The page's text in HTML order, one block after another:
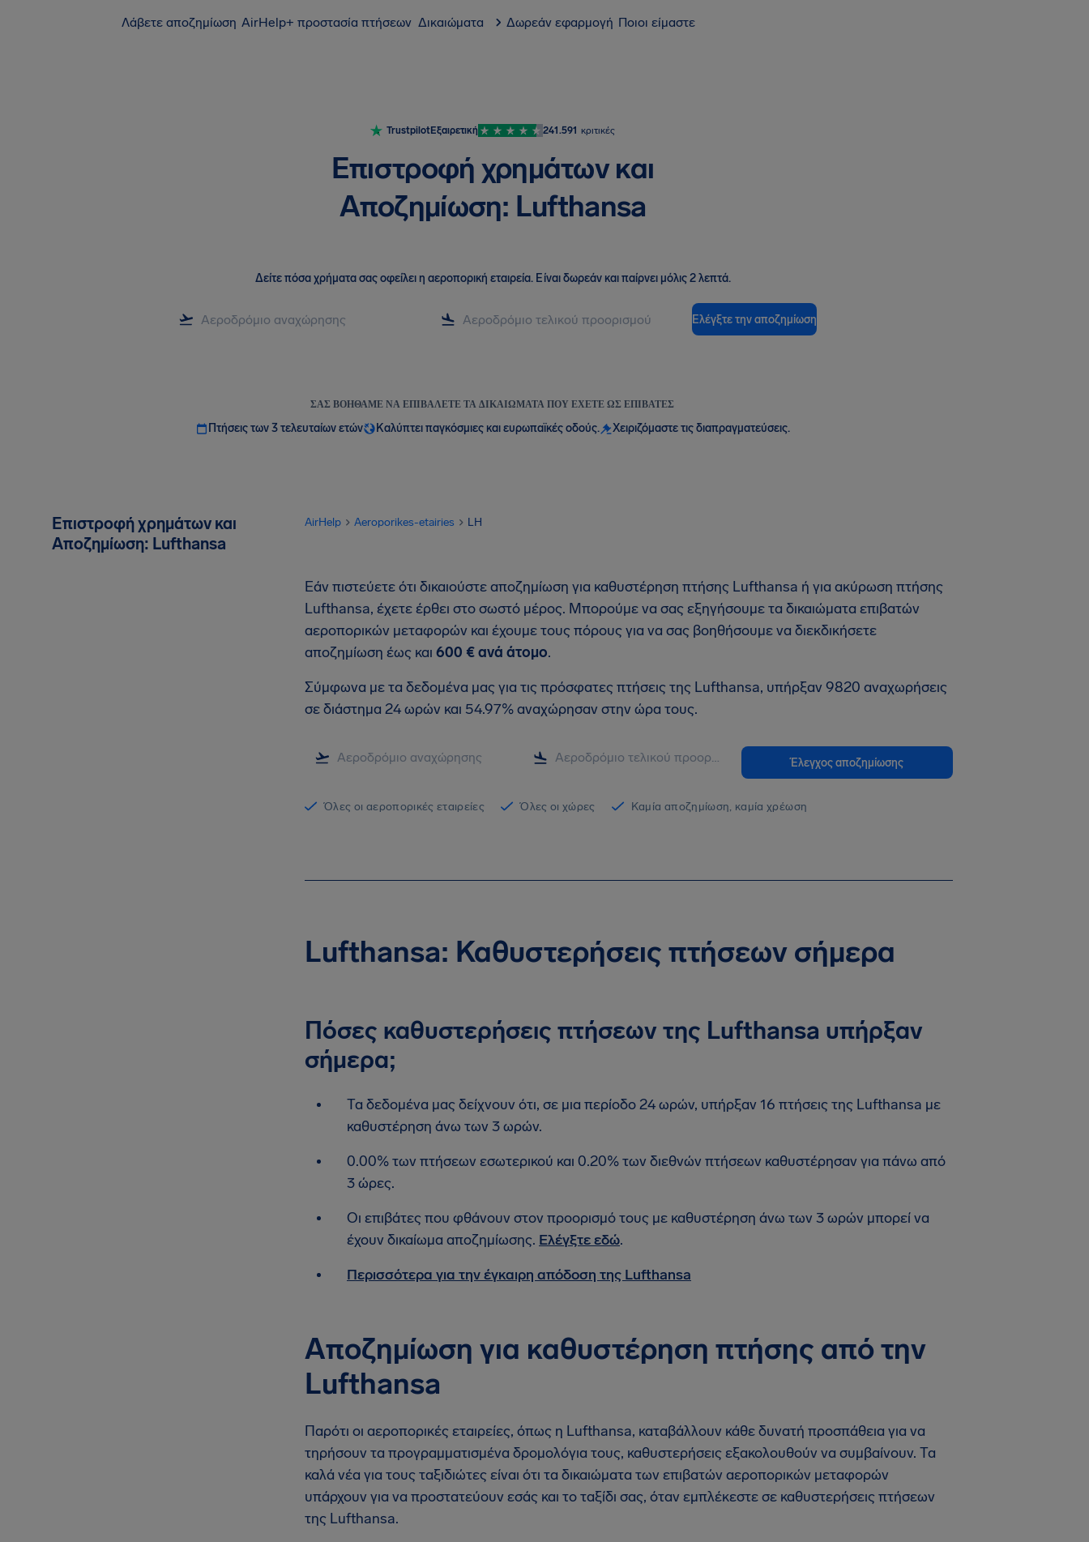
Λάβετε αποζημίωση AirHelp+ προστασία πτήσεων Δικαιώματα Δωρεάν εφαρμογή Ποιοι είμαστε
TrustpilotΕξαιρετική 241.591 κριτικές
Επιστροφή χρημάτων και
Αποζημίωση: Lufthansa
Δείτε πόσα χρήματα σας οφείλει η αεροπορική εταιρεία. Είναι δωρεάν και παίρνει μόλις 2 λεπτά.
Ελέγξτε την αποζημίωση
ΣΑΣ ΒΟΗΘΆΜΕ ΝΑ ΕΠΙΒΆΛΕΤΕ ΤΑ ΔΙΚΑΙΏΜΑΤΑ ΠΟΥ ΈΧΕΤΕ ΩΣ ΕΠΙΒΆΤΕΣ
Πτήσεις των 3 τελευταίων ετών Καλύπτει παγκόσμιες και ευρωπαϊκές οδούς. Χειριζόμαστε τις διαπραγματεύσεις.
Επιστροφή χρημάτων και
Αποζημίωση: Lufthansa
AirHelp Aeroporikes-etairies LH
Εάν πιστεύετε ότι δικαιούστε αποζημίωση για καθυστέρηση πτήσης Lufthansa ή για ακύρωση πτήσης
Lufthansa, έχετε έρθει στο σωστό μέρος. Μπορούμε να σας εξηγήσουμε τα δικαιώματα επιβατών
αεροπορικών μεταφορών και έχουμε τους πόρους για να σας βοηθήσουμε να διεκδικήσετε
αποζημίωση έως και 600 € ανά άτομο.
Σύμφωνα με τα δεδομένα μας για τις πρόσφατες πτήσεις της Lufthansa, υπήρξαν 9820 αναχωρήσεις
σε διάστημα 24 ωρών και 54.97% αναχώρησαν στην ώρα τους.
Έλεγχος αποζημίωσης
Όλες οι αεροπορικές εταιρείες Όλες οι χώρες Καμία αποζημίωση, καμία χρέωση
Lufthansa: Καθυστερήσεις πτήσεων σήμερα
Πόσες καθυστερήσεις πτήσεων της Lufthansa υπήρξαν
σήμερα;
Τα δεδομένα μας δείχνουν ότι, σε μια περίοδο 24 ωρών, υπήρξαν 16 πτήσεις της Lufthansa με
καθυστέρηση άνω των 3 ωρών.
0.00% των πτήσεων εσωτερικού και 0.20% των διεθνών πτήσεων καθυστέρησαν για πάνω από
3 ώρες.
Οι επιβάτες που φθάνουν στον προορισμό τους με καθυστέρηση άνω των 3 ωρών μπορεί να
έχουν δικαίωμα αποζημίωσης. Ελέγξτε εδώ.
Περισσότερα για την έγκαιρη απόδοση της Lufthansa
Αποζημίωση για καθυστέρηση πτήσης από την
Lufthansa
Παρότι οι αεροπορικές εταιρείες, όπως η Lufthansa, καταβάλλουν κάθε δυνατή προσπάθεια για να
τηρήσουν τα προγραμματισμένα δρομολόγια τους, καθυστερήσεις εξακολουθούν να συμβαίνουν. Τα
καλά νέα για τους ταξιδιώτες είναι ότι τα δικαιώματα των επιβατών αεροπορικών μεταφορών
υπάρχουν για να προστατεύουν εσάς και το ταξίδι σας, όταν εμπλέκεστε σε καθυστερήσεις πτήσεων
της Lufthansa.